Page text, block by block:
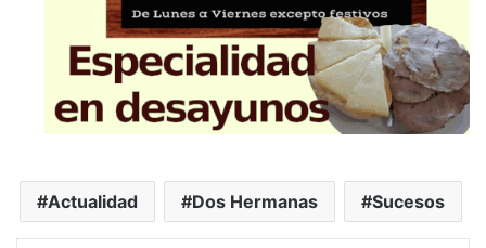
Actualidad Dos Hermanas Sucesos